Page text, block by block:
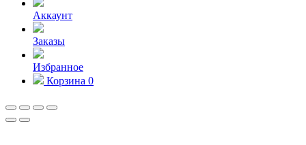
Аккаунт
Заказы
Избранное
Корзина 0